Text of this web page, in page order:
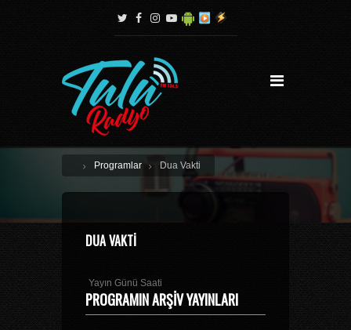
Programlar Dua Vakti
DUA VAKTI
Yayın Günü Saati
PROGRAMIN ARŞIV YAYINLARI